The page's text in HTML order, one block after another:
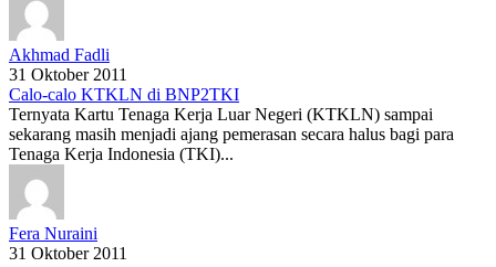
Akhmad Fadli
31 Oktober 2011
Calo-calo KTKLN di BNP2TKI
Ternyata Kartu Tenaga Kerja Luar Negeri (KTKLN) sampai
sekarang masih menjadi ajang pemerasan secara halus bagi para
Tenaga Kerja Indonesia (TKI)...
Fera Nuraini
31 Oktober 2011